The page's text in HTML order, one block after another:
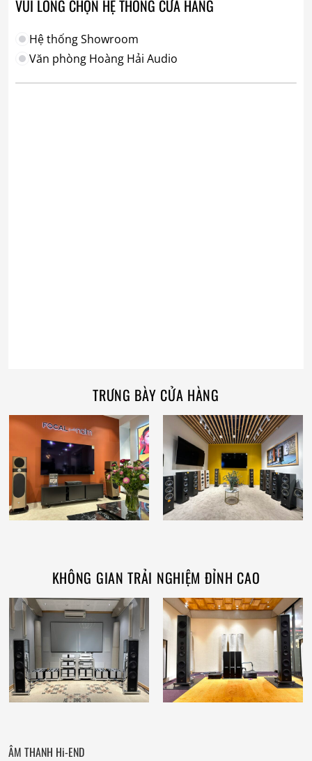
VUI LÒNG CHỌN HỆ THỐNG CỬA HÀNG
Hệ thống Showroom
Văn phòng Hoàng Hải Audio
TRƯNG BÀY CỬA HÀNG
KHÔNG GIAN TRẢI NGHIỆM ĐỈNH CAO
ÂM THANH Hi-END